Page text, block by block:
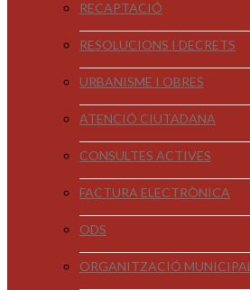
RECAPTACIÓ
RESOLUCIONS I DECRETS
URBANISME I OBRES
ATENCIÓ CIUTADANA
CONSULTES ACTIVES
FACTURA ELECTRÒNICA
ODS
ORGANITZACIÓ MUNICIPAL